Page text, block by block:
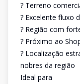
? Terreno
? Excelente fluxo
? Região com
? Próximo ao
? Localização
nobres da região
Ideal para